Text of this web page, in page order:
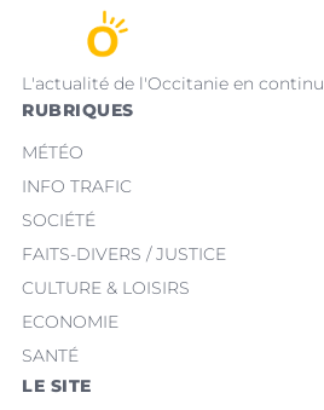
L'actualité de l'Occitanie en continu
RUBRIQUES
MÉTÉO
INFO TRAFIC
SOCIÉTÉ
FAITS-DIVERS / JUSTICE
CULTURE & LOISIRS
ECONOMIE
SANTÉ
LE SITE